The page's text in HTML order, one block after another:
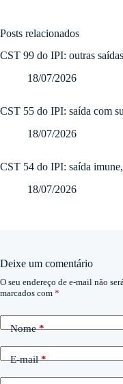
Posts relacionados
CST 99 do IPI: outras
18/07/2026
CST 55 do IPI: saída com
18/07/2026
CST 54 do IPI: saída
18/07/2026
Deixe um comentário
O seu endereço de e-mail não
marcados com *
Nome*
E-mail*